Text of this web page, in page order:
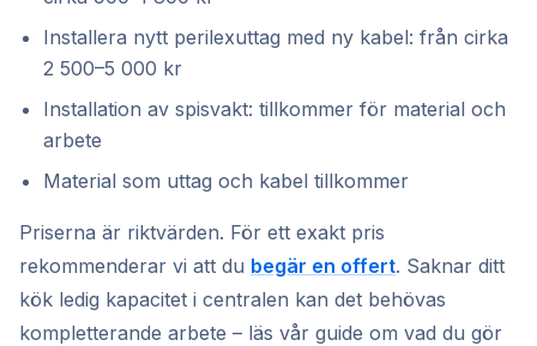
Installera nytt perilexuttag med ny kabel: från cirka
2 500–5 000 kr
Installation av spisvakt: tillkommer för material och
arbete
Material som uttag och kabel tillkommer
Priserna är riktvärden. För ett exakt pris
rekommenderar vi att du begär en offert. Saknar ditt
kök ledig kapacitet i centralen kan det behövas
kompletterande arbete – läs vår guide om vad du gör